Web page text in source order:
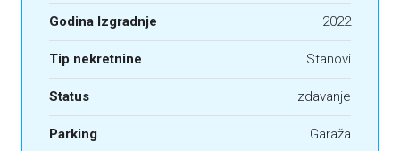
Godina Izgradnje 2022
Tip nekretnine Stanovi
Status Izdavanje
Parking Garaža